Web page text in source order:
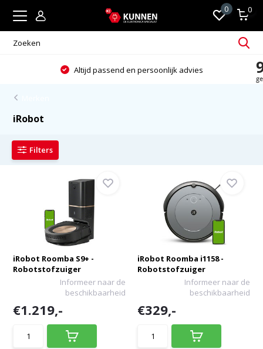
0 0
Altijd passend en persoonlijk advies
iRobot
Filters
iRobot Roomba S9+ -
Robotstofzuiger
Informeer naar de
beschikbaarheid
€1.219,-
iRobot Roomba i1158 -
Robotstofzuiger
Informeer naar de
beschikbaarheid
€329,-